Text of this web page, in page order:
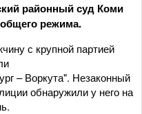
районный суд Коми
режима.
с крупной партией
– Воркута". Незаконный
обнаружили у него на